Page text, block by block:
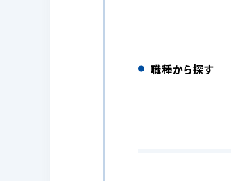
職種から探す